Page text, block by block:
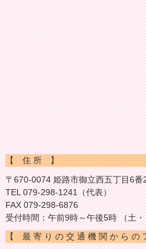
【 住 所 】
〒670-0074 姫路市御立西五丁目6番
TEL 079-298-1241（代表）
FAX 079-298-6876
受付時間：午前9時～午後5時 （土
【 最 寄 り の 交 通 機 関 か ら の